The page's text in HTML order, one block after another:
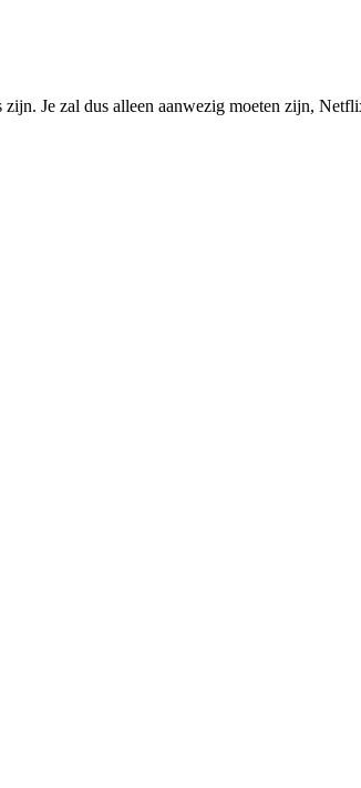
Je zal dus alleen aanwezig moeten zijn,